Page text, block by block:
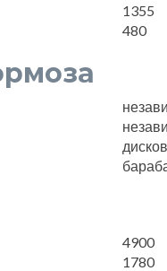
1355
480
4900
1780